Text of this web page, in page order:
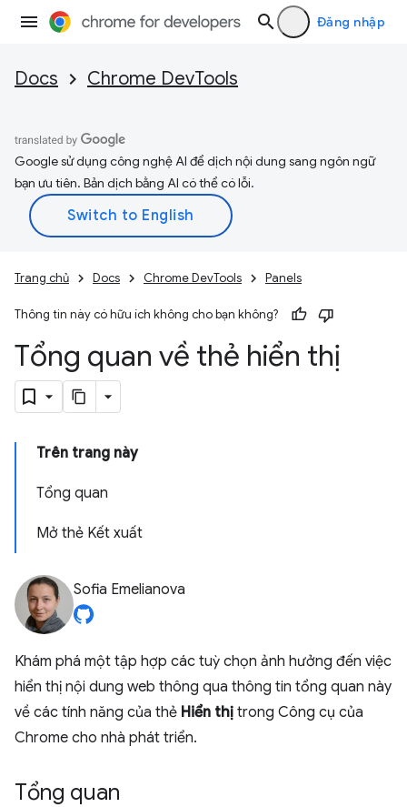
Đăng nhập
Docs Chrome DevTools
Google sử dụng công nghệ AI để dịch nội dung sang ngôn ngữ
bạn ưu tiên. Bản dịch bằng AI có thể có lỗi.
Trang chủ Docs Chrome DevTools Panels
Thông tin này có hữu ích không cho bạn không?
Tổng quan về thẻ hiển thị
Trên trang này
Tổng quan
Mở thẻ Kết xuất
Sofia Emelianova
Khám phá một tập hợp các tuỳ chọn ảnh hưởng đến việc
hiển thị nội dung web thông qua thông tin tổng quan này
về các tính năng của thẻ Hiển thị trong Công cụ của
Chrome cho nhà phát triển.
Tổng quan